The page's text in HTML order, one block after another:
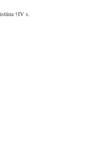
†IV s.